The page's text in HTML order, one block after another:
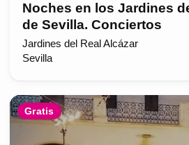
Noches en los Jardines
de Sevilla. Conciertos
Jardines del Real Alcázar
Sevilla
Gratis